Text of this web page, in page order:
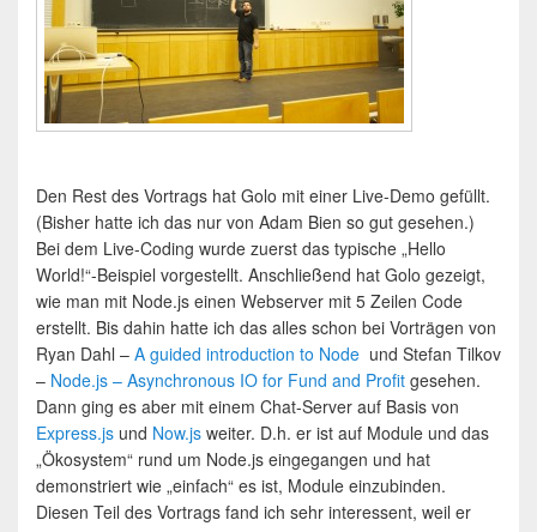
Den Rest des Vortrags hat Golo mit einer Live-Demo gefüllt.
(Bisher hatte ich das nur von Adam Bien so gut gesehen.)
Bei dem Live-Coding wurde zuerst das typische „Hello
World!“-Beispiel vorgestellt. Anschließend hat Golo gezeigt,
wie man mit Node.js einen Webserver mit 5 Zeilen Code
erstellt. Bis dahin hatte ich das alles schon bei Vorträgen von
Ryan Dahl – A guided introduction to Node und Stefan Tilkov
– Node.js – Asynchronous IO for Fund and Profit gesehen.
Dann ging es aber mit einem Chat-Server auf Basis von
Express.js und Now.js weiter. D.h. er ist auf Module und das
„Ökosystem“ rund um Node.js eingegangen und hat
demonstriert wie „einfach“ es ist, Module einzubinden.
Diesen Teil des Vortrags fand ich sehr interessent, weil er